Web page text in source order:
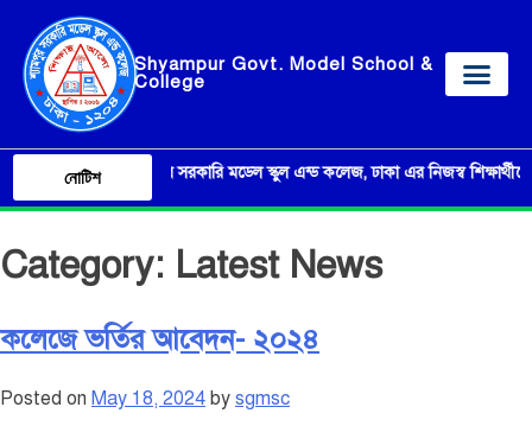
Shyampur Govt. Model School &
College
নোটিশশ্যামপুর সরকারি মডেল স্কুল এন্ড কলেজ, ঢাকা এর নিজস্ব শিক্ষার্থীদের
Category: Latest News
কলেজে ভর্তির আবেদন- ২০২৪
Posted on May 18, 2024 by sgmsc